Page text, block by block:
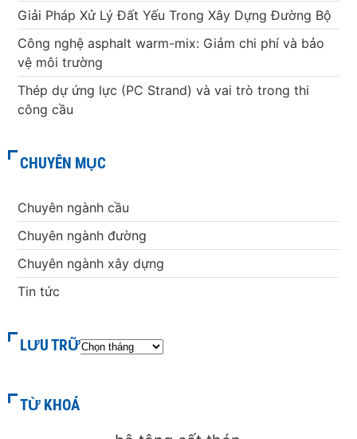
Giải Pháp Xử Lý Đất Yếu Trong Xây Dựng Đường Bộ
Công nghệ asphalt warm-mix: Giảm chi phí và bảo
vệ môi trường
Thép dự ứng lực (PC Strand) và vai trò trong thi
công cầu
CHUYÊN MỤC
Chuyên ngành cầu
Chuyên ngành đường
Chuyên ngành xây dựng
Tin tức
LƯU TRỮ
TỪ KHOÁ